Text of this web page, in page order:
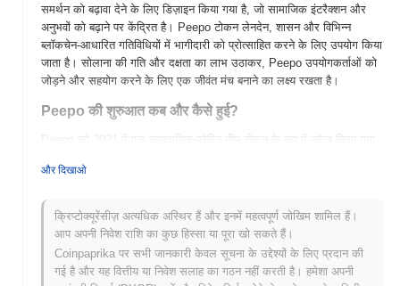
समर्थन को बढ़ावा देने के लिए डिज़ाइन किया गया है, जो सामाजिक इंटरैक्शन और
अनुभवों को बढ़ाने पर केंद्रित है। Peepo टोकन लेनदेन, शासन और विभिन्न
ब्लॉकचेन-आधारित गतिविधियों में भागीदारी को प्रोत्साहित करने के लिए उपयोग किया
जाता है। सोलाना की गति और दक्षता का लाभ उठाकर, Peepo उपयोगकर्ताओं को
जोड़ने और सहयोग करने के लिए एक जीवंत मंच बनाने का लक्ष्य रखता है।
Peepo की शुरुआत कब और कैसे हुई?
Peepo को 2021 में एक सामुदायिक-प्रेरित मीम टोकन के रूप में लॉन्च किया गया
अपनी अनूठी ब्रांडिंग और मीम संस्कृति के साथ जुड़ाव के माध्यम से गति प्राप्त की,
विकेंद्रीकृत एक्सचेंजों पर सूचीबद्ध किया गया, जिसने इसके प्रारंभिक अपनाने और
व्यापार गतिविधि को सुविधाजनक बनाने में मदद की, जिससे यह क्रिप्टो समुदाय में
बढ़ा।
Peepo के लिए आगे क्या है?
और दिखाओ
क्रिप्टोक्यूरेंसीज़ अत्यधिक अस्थिर हैं और इनमें महत्वपूर्ण जोखिम शामिल हैं।
आप अपनी निवेश राशि का कुछ हिस्सा या पूरा खो सकते हैं।
Coinpaprika पर सभी जानकारी केवल सूचना के उद्देश्यों के लिए प्रदान की
गई है और यह वित्तीय या निवेश सलाह का गठन नहीं करती है। हमेशा अपनी